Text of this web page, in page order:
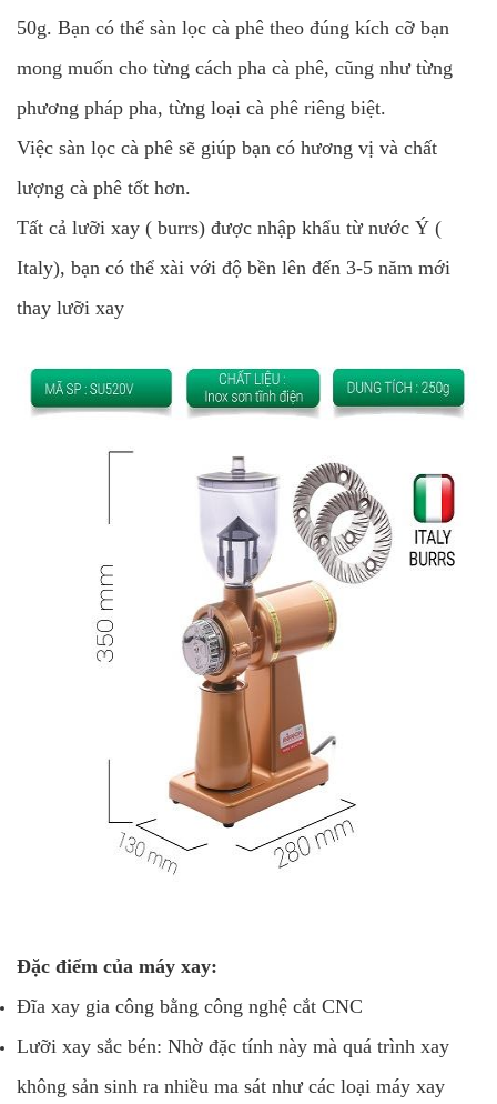
50g. Bạn có thể sàn lọc cà phê theo đúng kích cỡ bạn
mong muốn cho từng cách pha cà phê, cũng như từng
phương pháp pha, từng loại cà phê riêng biệt.
Việc sàn lọc cà phê sẽ giúp bạn có hương vị và chất
lượng cà phê tốt hơn.
Tất cả lưỡi xay ( burrs) được nhập khẩu từ nước Ý (
Italy), bạn có thể xài với độ bền lên đến 3-5 năm mới
thay lưỡi xay
Đặc điểm của máy xay:
Đĩa xay gia công bằng công nghệ cắt CNC
Lưỡi xay sắc bén: Nhờ đặc tính này mà quá trình xay
không sản sinh ra nhiều ma sát như các loại máy xay